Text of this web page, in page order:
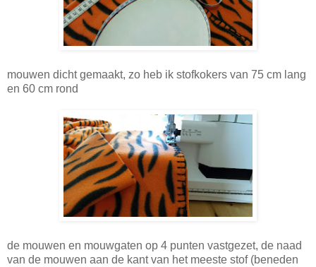
mouwen dicht gemaakt, zo heb ik stofkokers van 75 cm lang
en 60 cm rond
de mouwen en mouwgaten op 4 punten vastgezet, de naad
van de mouwen aan de kant van het meeste stof (beneden